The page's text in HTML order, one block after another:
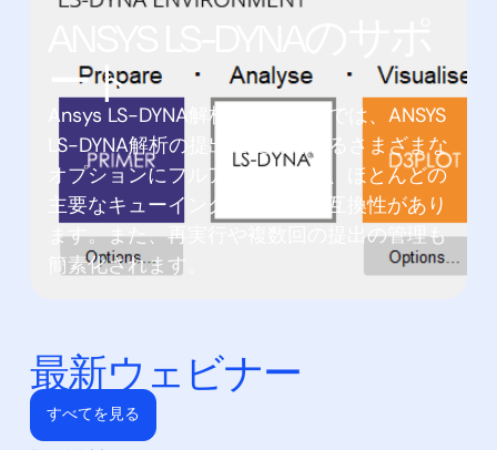
ート
Ansys LS-DYNA解析の提出画面では、ANSYS
LS-DYNA解析の提出に使用できるさまざまな
オプションにフルアクセスでき、ほとんどの
主要なキューイングシステムと互換性があり
ます。また、再実行や複数回の提出の管理も
簡素化されます。
最新ウェビナー
すべてを見る